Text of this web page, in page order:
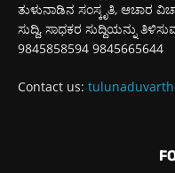
ತುಳುನಾಡಿನ ಸಂಸ್ಕೃತಿ, ಆಚಾರ
ಸುದ್ದಿ, ಸಾಧಕರ ಸುದ್ದಿಯನ್ನು
9845858594 9845665644
Contact us: